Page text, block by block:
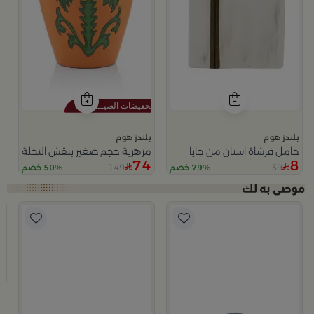
بلندز هوم
حامل فرشاة اسنان من جايا
8
39 79% خصم
بلندز هوم
مزهرية حجم صغير بنقش النخلة
74
149 50% خصم